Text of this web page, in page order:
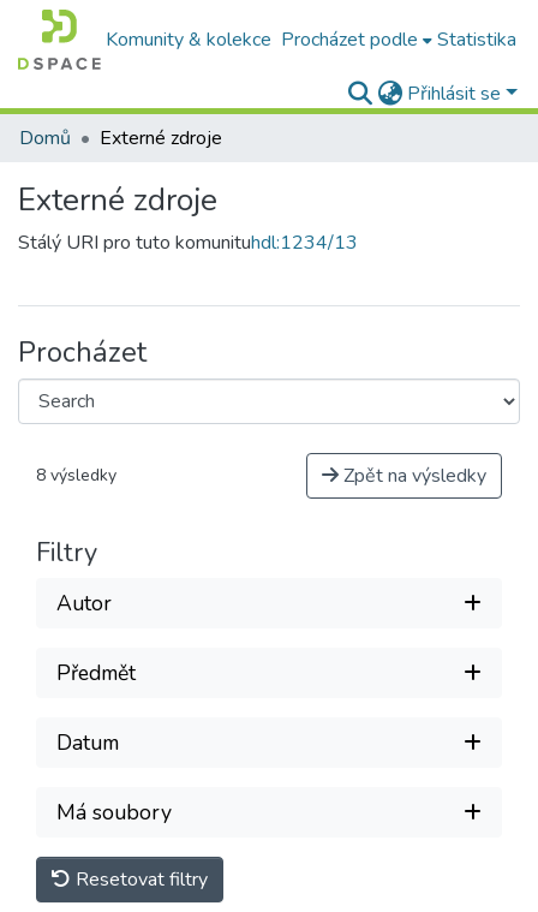
Komunity & kolekce Procházet podle Statistika
Přihlásit se
Domů
Externé zdroje
Externé zdroje
Stálý URI pro tuto komunituhdl:1234/13
Procházet
8 výsledky Zpět na výsledky
Filtry
Autor
Předmět
Datum
Má soubory
Resetovat filtry